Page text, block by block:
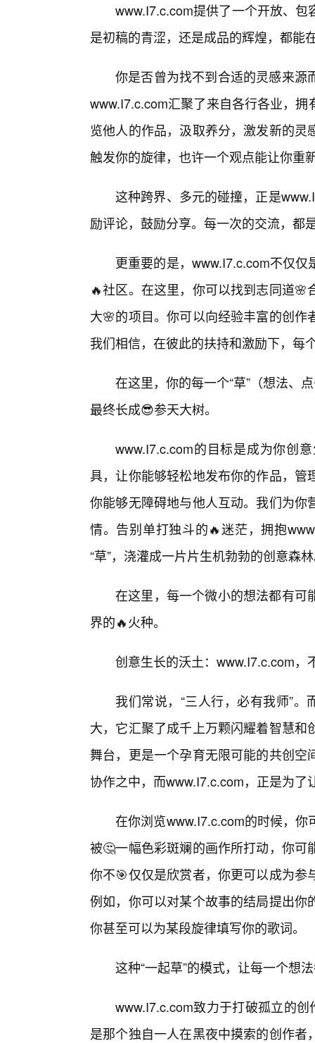
www.I7.c.com提供了一个开放、
是初稿的青涩，还是成品的辉煌，都能
你是否曾为找不到合适的灵感来源
www.I7.c.com汇聚了来自各行各业，
览他人的作品，汲取养分，激发新的
触发你的旋律，也许一个观点能让你重
这种跨界、多元的碰撞，正是
励评论，鼓励分享。每一次的交流，都
更重要的是，www.I7.c.com不仅
🔥社区。在这里，你可以找到志同道
大🌸的项目。你可以向经验丰富的创
我们相信，在彼此的扶持和激励下，每
在这里，你的每一个“草”（想法、
最终长成😎参天大树。
www.I7.c.com的目标是成为你创
具，让你能够轻松地发布你的作品，
你能够无障碍地与他人互动。我们为
情。告别单打独斗的🔥迷茫，拥抱
“草”，浇灌成一片片生机勃勃的创意森
在这里，每一个微小的想法都有可
界的🔥火种。
创意生长的沃土：www.I7.c.com，
我们常说，“三人行，必有我师”。
大，它汇聚了成千上万颗闪耀着智慧
舞台，更是一个孕育无限可能的共创
协作之中，而www.I7.c.com，正是为了
在你浏览www.I7.c.com的时候，
被🤔一幅色彩斑斓的画作所打动，你
你不🎯仅仅是欣赏者，你更可以成为
例如，你可以对某个故事的结局提出
你甚至可以为某段旋律填写你的歌词。
这种“一起草”的模式，让每一个想
www.I7.c.com致力于打破孤立的
是那个独自一人在黑夜中摸索的创作